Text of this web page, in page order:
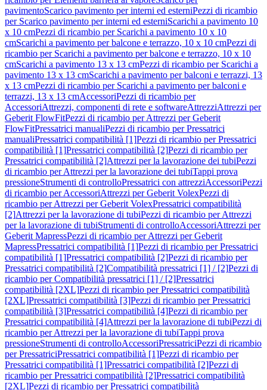
pavimentoScarico pavimento per interni ed esterniPezzi di ricambio
per Scarico pavimento per interni ed esterniScarichi a pavimento 10
x 10 cmPezzi di ricambio per Scarichi a pavimento 10 x 10
cmScarichi a pavimento per balcone e terrazzo, 10 x 10 cmPezzi di
ricambio per Scarichi a pavimento per balcone e terrazzo, 10 x 10
cmScarichi a pavimento 13 x 13 cmPezzi di ricambio per Scarichi a
pavimento 13 x 13 cmScarichi a pavimento per balconi e terrazzi, 13
x 13 cmPezzi di ricambio per Scarichi a pavimento per balconi e
terrazzi, 13 x 13 cmAccessoriPezzi di ricambio per
AccessoriAttrezzi, componenti di rete e softwareAttrezziAttrezzi per
Geberit FlowFitPezzi di ricambio per Attrezzi per Geberit
FlowFitPressatrici manualiPezzi di ricambio per Pressatrici
manualiPressatrici compatibilità [1]Pezzi di ricambio per Pressatrici
compatibilità [1]Pressatrici compatibilità [2]Pezzi di ricambio per
Pressatrici compatibilità [2]Attrezzi per la lavorazione dei tubiPezzi
di ricambio per Attrezzi per la lavorazione dei tubiTappi prova
pressioneStrumenti di controlloPressatrici con attrezziAccessoriPezzi
di ricambio per AccessoriAttrezzi per Geberit VolexPezzi di
ricambio per Attrezzi per Geberit VolexPressatrici compatibilità
[2]Attrezzi per la lavorazione di tubiPezzi di ricambio per Attrezzi
per la lavorazione di tubiStrumenti di controlloAccessoriAttrezzi per
Geberit MapressPezzi di ricambio per Attrezzi per Geberit
MapressPressatrici compatibilità [1]Pezzi di ricambio per Pressatrici
compatibilità [1]Pressatrici compatibilità [2]Pezzi di ricambio per
Pressatrici compatibilità [2]Compatibilità pressatrici [1] / [2]Pezzi di
ricambio per Compatibilità pressatrici [1] / [2]Pressatrici
compatibilità [2XL]Pezzi di ricambio per Pressatrici compatibilità
[2XL]Pressatrici compatibilità [3]Pezzi di ricambio per Pressatrici
compatibilità [3]Pressatrici compatibilità [4]Pezzi di ricambio per
Pressatrici compatibilità [4]Attrezzi per la lavorazione di tubiPezzi di
ricambio per Attrezzi per la lavorazione di tubiTappi prova
pressioneStrumenti di controlloAccessoriPressatriciPezzi di ricambio
per PressatriciPressatrici compatibilità [1]Pezzi di ricambio per
Pressatrici compatibilità [1]Pressatrici compatibilità [2]Pezzi di
ricambio per Pressatrici compatibilità [2]Pressatrici compatibilità
[2XL]Pezzi di ricambio per Pressatrici compatibilità